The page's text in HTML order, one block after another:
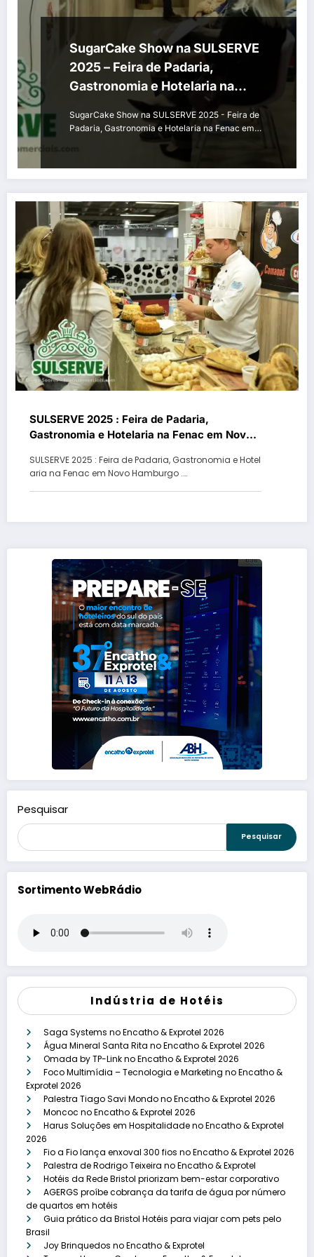
SugarCake Show na SULSERVE
2025 – Feira de Padaria,
Gastronomia e Hotelaria na
Fenac em Novo Hamburgo
SugarCake Show na SULSERVE 2025 - Feira de
Padaria, Gastronomia e Hotelaria na Fenac em…
SULSERVE 2025 : Feira de Padaria,
Gastronomia e Hotelaria na Fenac em Novo
SULSERVE 2025 : Feira de Padaria, Gastronomia e Hotel
aria na Fenac em Novo Hamburgo .…
Pesquisar
Pesquisar
Sortimento WebRádio
Indústria de Hotéis
Saga Systems no Encatho & Exprotel 2026
Água Mineral Santa Rita no Encatho & Exprotel 2026
Omada by TP-Link no Encatho & Exprotel 2026
Foco Multimídia – Tecnologia e Marketing no Encatho &
Exprotel 2026
Palestra Tiago Savi Mondo no Encatho & Exprotel 2026
Moncoc no Encatho & Exprotel 2026
Harus Soluções em Hospitalidade no Encatho & Exprotel
2026
Fio a Fio lança enxoval 300 fios no Encatho & Exprotel 2026
Palestra de Rodrigo Teixeira no Encatho & Exprotel
Hotéis da Rede Bristol priorizam bem-estar corporativo
AGERGS proíbe cobrança da tarifa de água por número
de quartos em hotéis
Guia prático da Bristol Hotéis para viajar com pets pelo
Brasil
Joy Brinquedos no Encatho & Exprotel